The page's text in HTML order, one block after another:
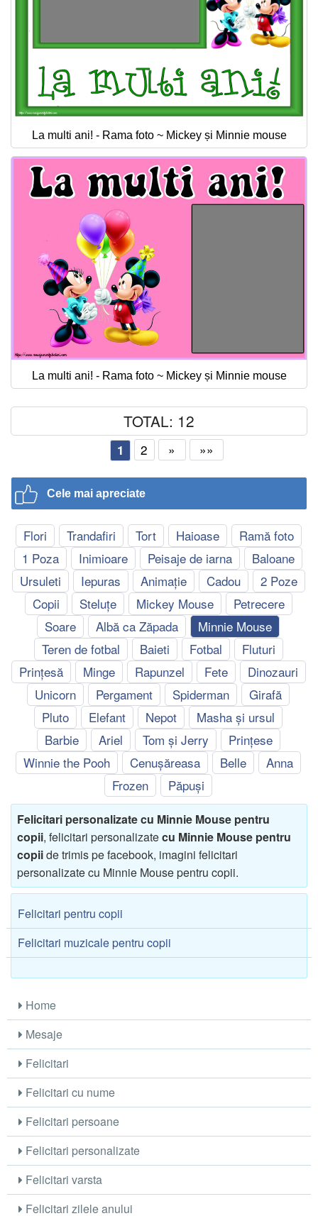
La multi ani! - Rama foto ~ Mickey și Minnie mouse
La multi ani! - Rama foto ~ Mickey și Minnie mouse
TOTAL: 12
1 2 » »»
Cele mai apreciate
Flori Trandafiri Tort Haioase
Ramă foto
1 Poza
Inimioare Peisaje de iarna
Baloane
Ursuleti
Iepuras Animație Cadou
2 Poze
Copii
Steluțe Mickey Mouse
Petrecere
Soare
Albă ca Zăpada
Minnie Mouse
Teren de fotbal
Baieti Fotbal
Fluturi
Prințesă
Minge Rapunzel Fete
Dinozauri
Unicorn
Pergament Spiderman
Girafă
Pluto
Elefant Nepot
Masha și ursul
Barbie
Ariel Tom și Jerry
Prințese
Winnie the Pooh
Cenușăreasa Belle
Anna
Frozen
Păpuși
Felicitari personalizate cu Minnie Mouse pentru
copii, felicitari personalizatecu Minnie Mouse pentru
copiide trimis pe facebook, imagini felicitari
personalizate cu Minnie Mouse pentru copii.
Felicitari pentru copii
Felicitari muzicale pentru copii
Home
Mesaje
Felicitari
Felicitari cu nume
Felicitari persoane
Felicitari personalizate
Felicitari varsta
Felicitari zilele anului